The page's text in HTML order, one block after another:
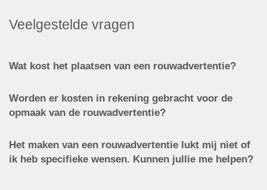
Veelgestelde vragen
Wat kost het plaatsen van een rouwadvertentie?
Worden er kosten in rekening gebracht voor de
opmaak van de rouwadvertentie?
Het maken van een rouwadvertentie lukt mij niet of
ik heb specifieke wensen. Kunnen jullie me helpen?